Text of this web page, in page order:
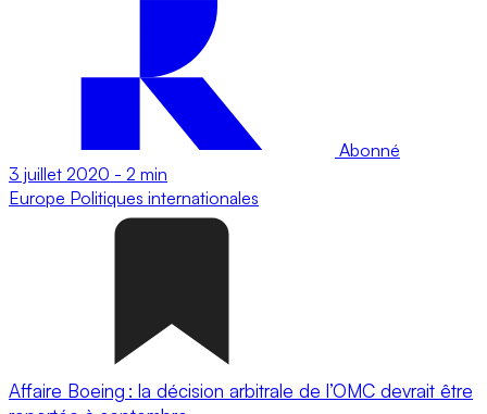
Abonné
3 juillet 2020 - 2 min
Europe Politiques internationales
Affaire Boeing : la décision arbitrale de l’OMC devrait être